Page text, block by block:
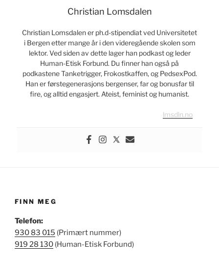
Christian Lomsdalen
Christian Lomsdalen er ph.d-stipendiat ved Universitetet
i Bergen etter mange år i den videregående skolen som
lektor. Ved siden av dette lager han podkast og leder
Human-Etisk Forbund. Du finner han også på
podkastene Tanketrigger, Frokostkaffen, og PedsexPod.
Han er førstegenerasjons bergenser, far og bonusfar til
fire, og alltid engasjert. Ateist, feminist og humanist.
lmsdln.no
FINN MEG
Telefon:
930 83 015 (Primært nummer)
919 28 130 (Human-Etisk Forbund)